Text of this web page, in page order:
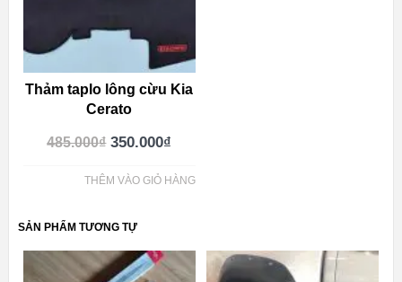
Thảm taplo lông cừu Kia
Cerato
485.000₫ 350.000₫
THÊM VÀO GIỎ HÀNG
SẢN PHẨM TƯƠNG TỰ